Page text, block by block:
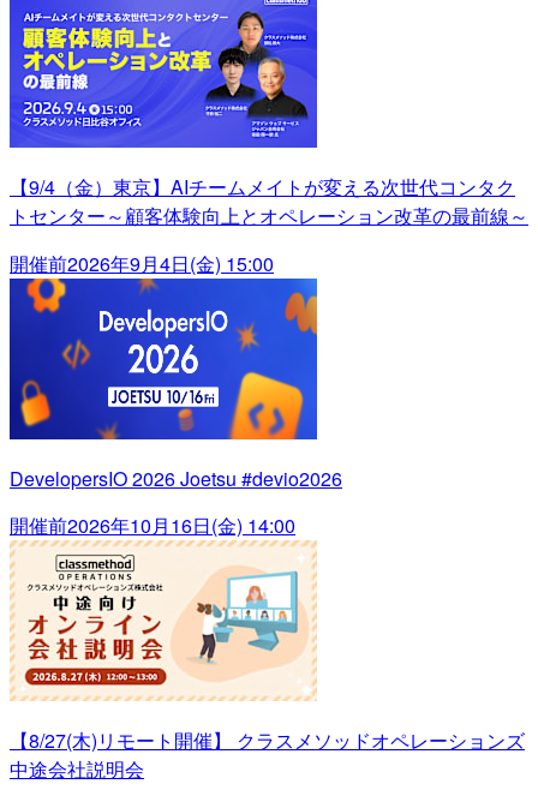
【9/4（金）東京】AIチームメイトが変える次世代コンタク
トセンター～顧客体験向上とオペレーション改革の最前線～
開催前2026年9月4日(金) 15:00
DevelopersIO 2026 Joetsu #devio2026
開催前2026年10月16日(金) 14:00
【8/27(木)リモート開催】 クラスメソッドオペレーションズ
中途会社説明会